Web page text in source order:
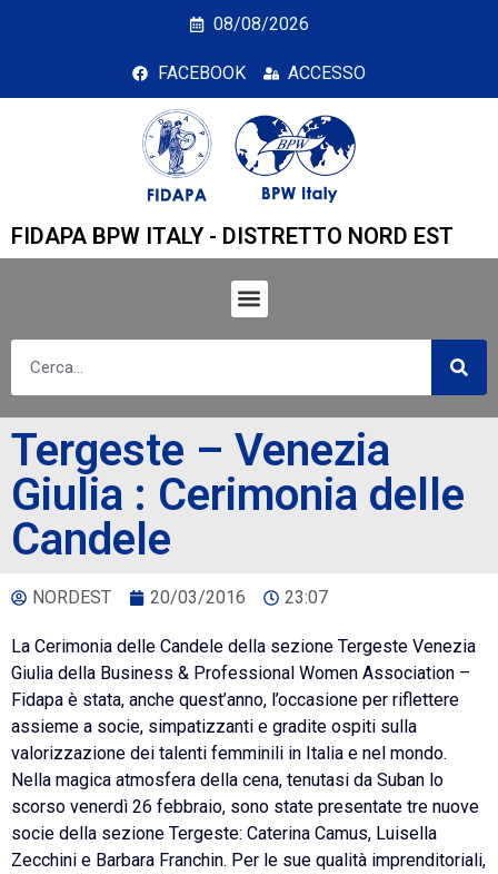
Tergeste – Venezia
08/08/2026
FACEBOOK ACCESSO
FIDAPA BPW ITALY - DISTRETTO NORD EST
Tergeste – Venezia
Giulia : Cerimonia delle
Candele
NORDEST 20/03/2016 23:07
La Cerimonia delle Candele della sezione Tergeste Venezia
Giulia della Business & Professional Women Association –
Fidapa è stata, anche quest’anno, l’occasione per riflettere
assieme a socie, simpatizzanti e gradite ospiti sulla
valorizzazione dei talenti femminili in Italia e nel mondo.
Nella magica atmosfera della cena, tenutasi da Suban lo
scorso venerdì 26 febbraio, sono state presentate tre nuove
socie della sezione Tergeste: Caterina Camus, Luisella
Zecchini e Barbara Franchin. Per le sue qualità imprenditoriali,